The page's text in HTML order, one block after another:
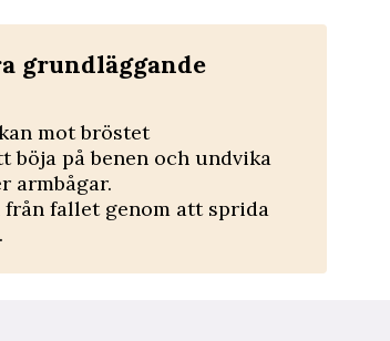
grundläggande
mot bröstet
böja på benen och undvika
armbågar.
fallet genom att sprida